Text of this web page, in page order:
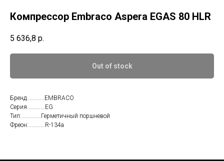
Компрессор Embraco Aspera EGAS 80 HLR
5 636,8 р.
Out of stock
Бренд............EMBRACO
Серия............EG
Тип:.............Герметичный поршневой
Фреон:...........R-134a